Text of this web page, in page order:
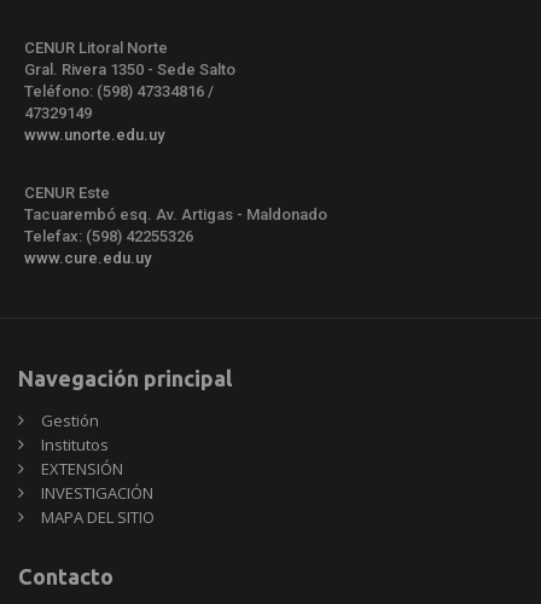
CENUR Litoral Norte
Gral. Rivera 1350 - Sede Salto
Teléfono: (598) 47334816 /
47329149
www.unorte.edu.uy
CENUR Este
Tacuarembó esq. Av. Artigas - Maldonado
Telefax: (598) 42255326
www.cure.edu.uy
Navegación principal
Gestión
Institutos
EXTENSIÓN
INVESTIGACIÓN
MAPA DEL SITIO
Contacto